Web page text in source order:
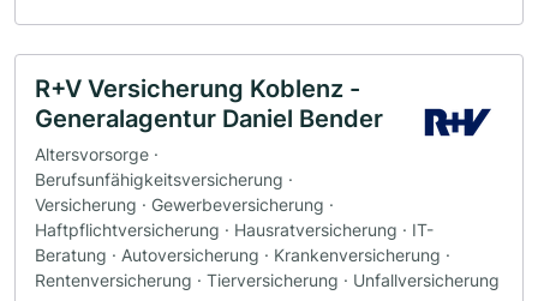
R+V Versicherung Koblenz -
Generalagentur Daniel Bender
Altersvorsorge ·
Berufsunfähigkeitsversicherung ·
Versicherung · Gewerbeversicherung ·
Haftpflichtversicherung · Hausratversicherung · IT-
Beratung · Autoversicherung · Krankenversicherung ·
Rentenversicherung · Tierversicherung · Unfallversicherung